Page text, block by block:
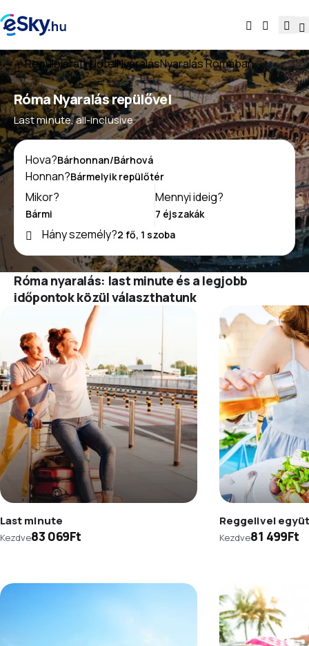
Repülőjárat+HotelNyaralásNyaralás Rómában
Róma Nyaralás repülővel
Last minute, all-inclusive
Hova?
Honnan?
Mikor?
Mennyi ideig?
Hány személy?
Róma nyaralás: last minute és a legjobb
időpontok közül választhatunk
Last minute
Kezdve83 069Ft
Reggelivel
Kezdve81 499Ft